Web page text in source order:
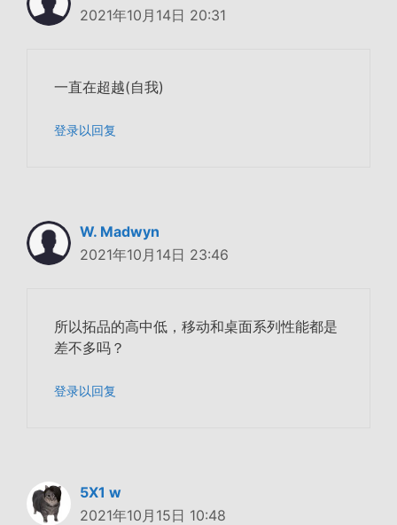
2021年10月14日 20:31
一直在超越(自我)
登录以回复
W. Madwyn
2021年10月14日 23:46
所以拓品的高中低，移动和桌面系列性能都是
差不多吗？
登录以回复
5X1 w
2021年10月15日 10:48